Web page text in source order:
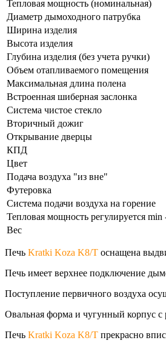
Тепловая мощность (номинальная)
Диаметр дымоходного патрубка
Ширина изделия
Высота изделия
Глубина изделия (без учета ручки)
Объем отапливаемого помещения
Максимальная длина полена
Встроенная шиберная заслонка
Система чистое стекло
Вторичный дожиг
Открывание дверцы
КПД
Цвет
Подача воздуха "из вне"
Футеровка
Система подачи воздуха на горение
Тепловая мощность регулируется min
Вес
Печь Kratki Koza K8/T оснащена
Печь имеет верхнее подключение
Поступление первичного воздуха
Овальная форма и чугунный корпус с
Печь Kratki Koza K8/T прекрасно